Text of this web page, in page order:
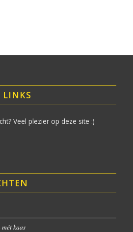
LINKS
Veel plezier op deze site :)
kaas